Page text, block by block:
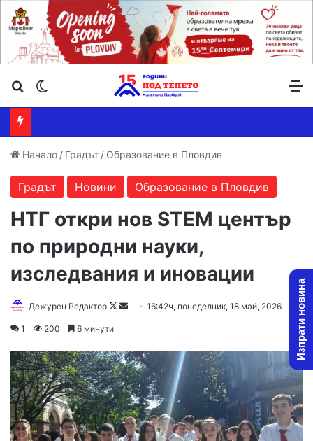
Търсене ...
Начало / Градът / Образование в Пловдив
Градът Новини Образование в Пловдив
НТГ откри нов STEM център
по природни науки,
изследвания и иновации
Дежурен Редактор
Follow
Send16:42ч, понеделник, 18 май, 2026
1 200 6 минути Изпрати новина